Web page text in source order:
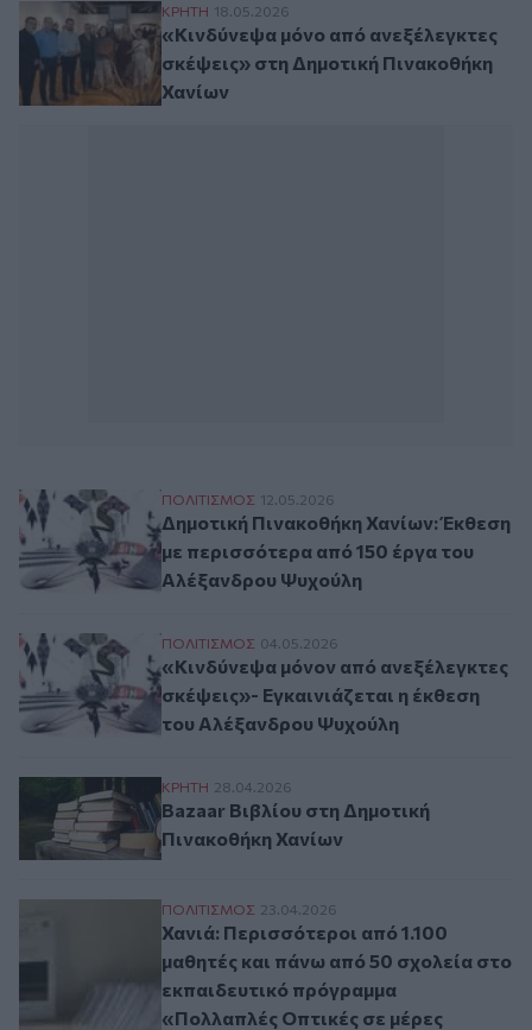
«Κινδύνεψα μόνο από ανεξέλεγκτες
ΚΡΗΤΗ 18.05.2026
«Κινδύνεψα μόνο από ανεξέλεγκτες
σκέψεις» στη Δημοτική Πινακοθήκη
Χανίων
Δημοτική Πινακοθήκη Χανίων: Έκθεση
ΠΟΛΙΤΙΣΜΟΣ 12.05.2026
Δημοτική Πινακοθήκη Χανίων: Έκθεση
με περισσότερα από 150 έργα του
Αλέξανδρου Ψυχούλη
«Κινδύνεψα μόνον από ανεξέλεγκτες
ΠΟΛΙΤΙΣΜΟΣ 04.05.2026
«Κινδύνεψα μόνον από ανεξέλεγκτες
σκέψεις»- Εγκαινιάζεται η έκθεση
του Αλέξανδρου Ψυχούλη
Bazaar Βιβλίου στη Δημοτική
ΚΡΗΤΗ 28.04.2026
Bazaar Βιβλίου στη Δημοτική
Πινακοθήκη Χανίων
Χανιά: Περισσότεροι από 1.100 μαθητές
ΠΟΛΙΤΙΣΜΟΣ 23.04.2026
Χανιά: Περισσότεροι από 1.100
μαθητές και πάνω από 50 σχολεία στο
εκπαιδευτικό πρόγραμμα
«Πολλαπλές Οπτικές σε μέρες